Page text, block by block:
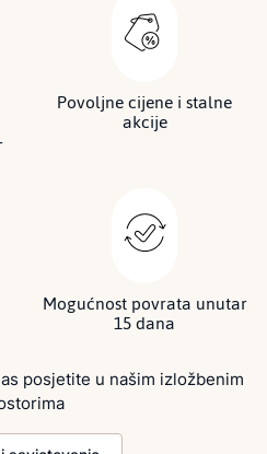
Povoljne cijene i stalne
akcije
Mogućnost povrata unutar
15 dana
posjetite u našim izložbenim